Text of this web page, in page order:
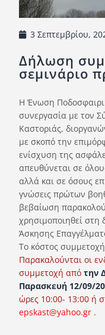
Κύπελλο
Ορισμοί
Ποινές
3 Σεπτεμβρίου,
Δήλωση
σεμινάριο
Η Ένωση
συνεργασία με τον
Καστοριάς,
με σκοπό την
ενίσχυση της
απευθύνεται σε
αλλά και σε όσους
γνώσεις πρώτων
βεβαίωση
χρησιμοποιηθεί στη
Άσκησης
Το κόστος
Παρακαλούνται οι
συμμετοχή από την
Παρασκευή 12/09/
ώρες 10:00- 13:00 ή
epskast@yahoo.gr.